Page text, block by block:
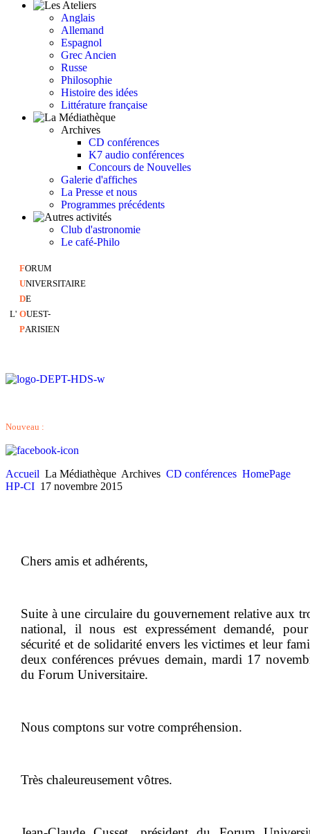
Anglais
Allemand
Espagnol
Grec Ancien
Russe
Philosophie
Histoire des idées
Littérature française
Archives
CD conférences
K7 audio conférences
Concours de Nouvelles
Galerie d'affiches
La Presse et nous
Programmes précédents
Club d'astronomie
Le café-Philo
FORUM
UNIVERSITAIRE
DE
L' OUEST-
PARISIEN
Nouveau :
Accueil La Médiathèque Archives CD conférences HomePage
HP-CI 17 novembre 2015
Chers amis et adhérents,
Suite à une circulaire du gouvernement relative aux
national, il nous est expressément demandé,
sécurité et de solidarité envers les victimes et leur
deux conférences prévues demain, mardi 17
du Forum Universitaire.
Nous comptons sur votre compréhension.
Très chaleureusement vôtres.